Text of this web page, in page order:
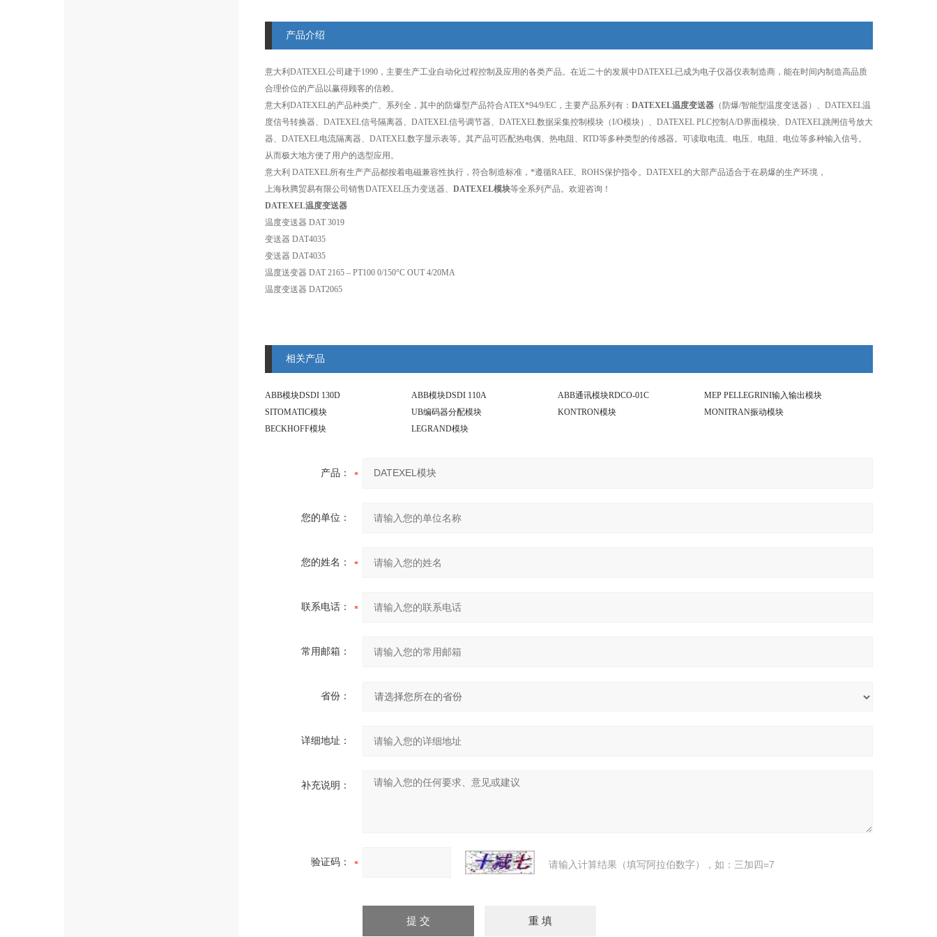
产品介绍
意大利DATEXEL公司建于1990，主要生产工业自动化过程控制及应用的各类产品。在近二十的发展中DATEXEL已成为电子仪器仪表制造商，能在时间内制造高品质
合理价位的产品以赢得顾客的信赖。
意大利DATEXEL的产品种类广、系列全，其中的防爆型产品符合ATEX*94/9/EC，主要产品系列有： DATEXEL温度变送器 （防爆/智能型温度变送器）、DATEXEL温
度信号转换器、DATEXEL信号隔离器、DATEXEL信号调节器、DATEXEL数据采集控制模块（I/O模块）、DATEXEL PLC控制A/D界面模块、DATEXEL跳闸信号放大
器、DATEXEL电流隔离器、DATEXEL数字显示表等。其产品可匹配热电偶、热电阻、RTD等多种类型的传感器。可读取电流、电压、电阻、电位等多种输入信号。
从而极大地方便了用户的选型应用。
意大利 DATEXEL所有生产产品都按着电磁兼容性执行，符合制造标准，*遵循RAEE、ROHS保护指令。DATEXEL的大部产品适合于在易爆的生产环境，
上海秋腾贸易有限公司销售DATEXEL压力变送器、 DATEXEL模块等全系列产品。欢迎咨询！
DATEXEL温度变送器
温度变送器 DAT 3019
变送器 DAT4035
变送器 DAT4035
温度送变器 DAT 2165 – PT100 0/150°C OUT 4/20MA
温度变送器 DAT2065
相关产品
ABB模块DSDI 130D ABB模块DSDI 110A ABB通讯模块RDCO-01C
MEP PELLEGRINI输入输出模块
SITOMATIC模块
UB编码器分配模块 KONTRON模块
MONITRAN振动模块
BECKHOFF模块
LEGRAND模块
产品：
您的单位：
您的姓名：
联系电话：
常用邮箱：
省份：
详细地址：
补充说明：
验证码： 请输入计算结果（填写阿拉伯数字），如：三加四=7